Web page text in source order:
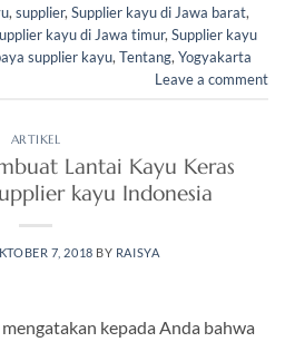
, supplier, Supplier kayu di Jawa barat,
kayu di Jawa timur, Supplier kayu
supplier kayu, Tentang, Yogyakarta
Leave a comment
ARTIKEL
Lantai Kayu Keras
kayu Indonesia
7, 2018 BY RAISYA
kepada Anda bahwa